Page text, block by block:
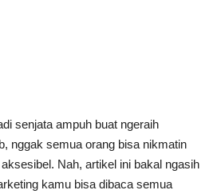
senjata ampuh buat ngeraih
nggak semua orang bisa nikmatin
Nah, artikel ini bakal ngasih
kamu bisa dibaca semua